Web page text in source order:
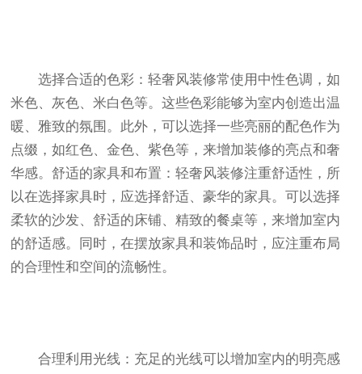
选择合适的色彩：轻奢风装修常使用中性色调，如
米色、灰色、米白色等。这些色彩能够为室内创造出温
暖、雅致的氛围。此外，可以选择一些亮丽的配色作为
点缀，如红色、金色、紫色等，来增加装修的亮点和奢
华感。舒适的家具和布置：轻奢风装修注重舒适性，所
以在选择家具时，应选择舒适、豪华的家具。可以选择
柔软的沙发、舒适的床铺、精致的餐桌等，来增加室内
的舒适感。同时，在摆放家具和装饰品时，应注重布局
的合理性和空间的流畅性。
合理利用光线：充足的光线可以增加室内的明亮感